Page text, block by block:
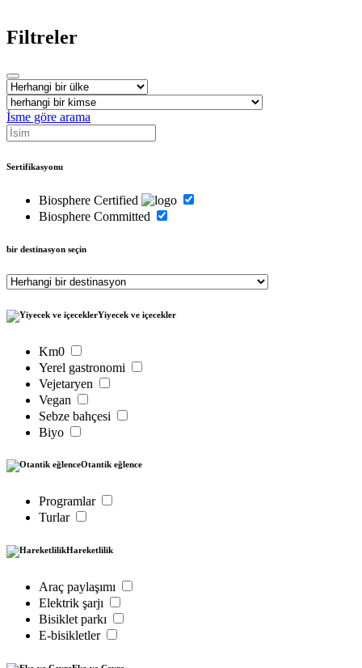
Filtreler
İsme göre arama
Sertifikasyonu
Biosphere Certified
Biosphere Committed
bir destinasyon seçin
Yiyecek ve içecekler
Km0
Yerel gastronomi
Vejetaryen
Vegan
Sebze bahçesi
Biyo
Otantik eğlence
Programlar
Turlar
Hareketlilik
Araç paylaşımı
Elektrik şarjı
Bisiklet parkı
E-bisikletler